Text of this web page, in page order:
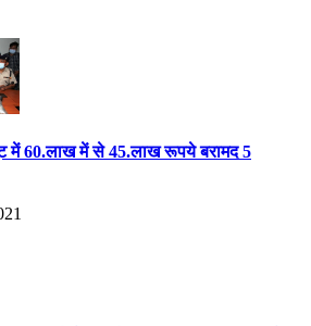
में 60.लाख में से 45.लाख रूपये बरामद 5